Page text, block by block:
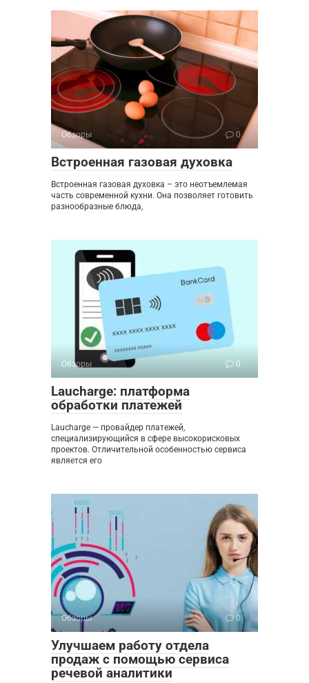
Обзоры 0
Встроенная газовая духовка
Встроенная газовая духовка – это неотъемлемая
часть современной кухни. Она позволяет готовить
разнообразные блюда,
Обзоры 0
Laucharge: платформа
обработки платежей
Laucharge — провайдер платежей,
специализирующийся в сфере высокорисковых
проектов. Отличительной особенностью сервиса
является его
Обзоры 0
Улучшаем работу отдела
продаж с помощью сервиса
речевой аналитики